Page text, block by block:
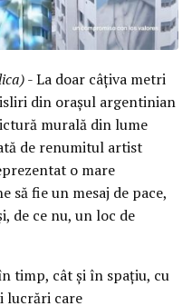
- La doar câțiva metri
din orașul argentinian
murală din lume
de renumitul artist
o mare
să fie un mesaj de pace,
de ce nu, un loc de
timp, cât și în spațiu, cu
lucrări care